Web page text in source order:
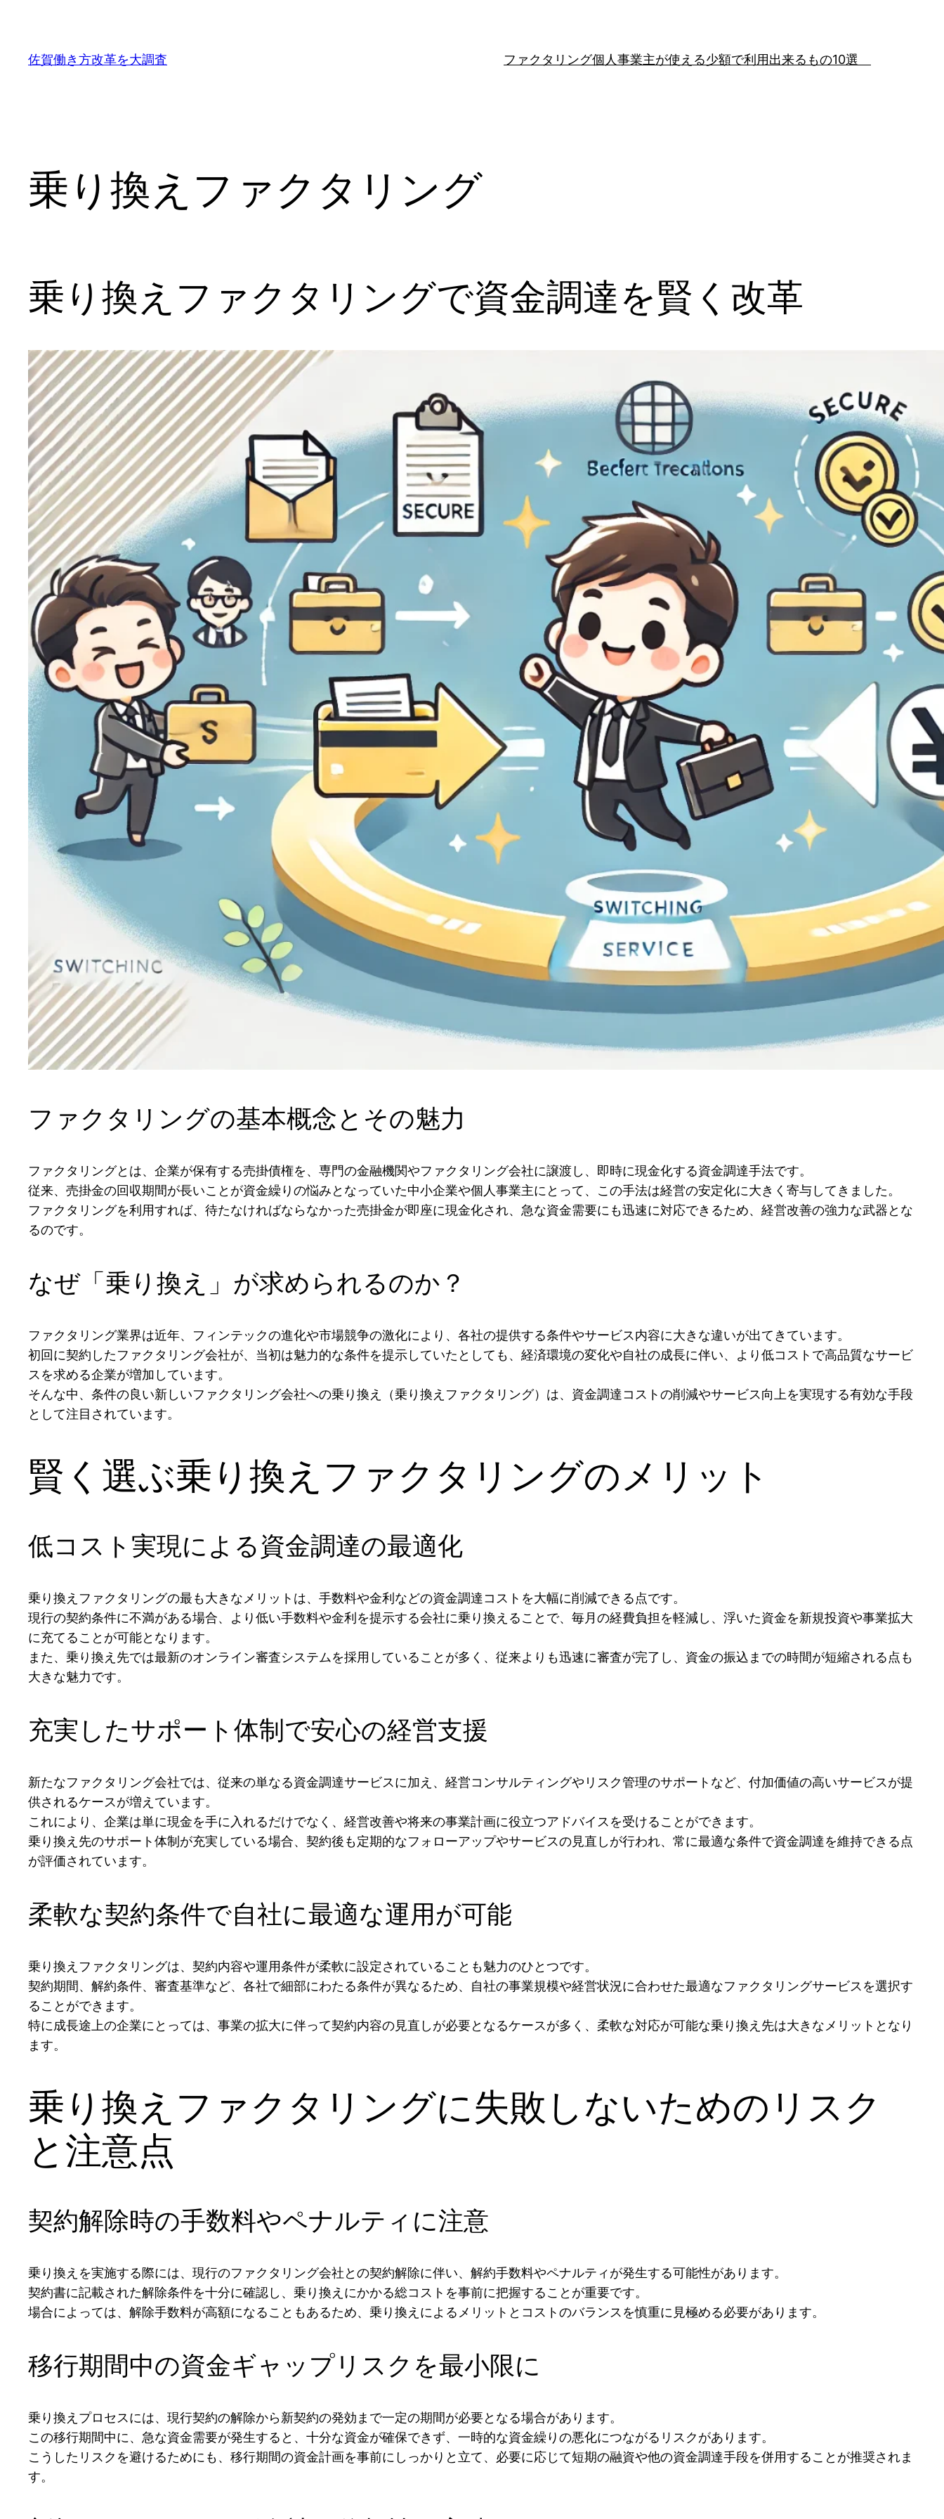
佐賀働き方改革を大調査 ファクタリング個人事業主が使える少額で利用出来るもの10選
乗り換えファクタリング
乗り換えファクタリングで資金調達を賢く改革
ファクタリングの基本概念とその魅力
ファクタリングとは、企業が保有する売掛債権を、専門の金融機関やファクタリング会社に譲渡し、即時に現金化する資金調達手法です。
従来、売掛金の回収期間が長いことが資金繰りの悩みとなっていた中小企業や個人事業主にとって、この手法は経営の安定化に大きく寄与してきました。
ファクタリングを利用すれば、待たなければならなかった売掛金が即座に現金化され、急な資金需要にも迅速に対応できるため、経営改善の強力な武器とな
るのです。
なぜ「乗り換え」が求められるのか？
ファクタリング業界は近年、フィンテックの進化や市場競争の激化により、各社の提供する条件やサービス内容に大きな違いが出てきています。
初回に契約したファクタリング会社が、当初は魅力的な条件を提示していたとしても、経済環境の変化や自社の成長に伴い、より低コストで高品質なサービ
スを求める企業が増加しています。
そんな中、条件の良い新しいファクタリング会社への乗り換え（乗り換えファクタリング）は、資金調達コストの削減やサービス向上を実現する有効な手段
として注目されています。
賢く選ぶ乗り換えファクタリングのメリット
低コスト実現による資金調達の最適化
乗り換えファクタリングの最も大きなメリットは、手数料や金利などの資金調達コストを大幅に削減できる点です。
現行の契約条件に不満がある場合、より低い手数料や金利を提示する会社に乗り換えることで、毎月の経費負担を軽減し、浮いた資金を新規投資や事業拡大
に充てることが可能となります。
また、乗り換え先では最新のオンライン審査システムを採用していることが多く、従来よりも迅速に審査が完了し、資金の振込までの時間が短縮される点も
大きな魅力です。
充実したサポート体制で安心の経営支援
新たなファクタリング会社では、従来の単なる資金調達サービスに加え、経営コンサルティングやリスク管理のサポートなど、付加価値の高いサービスが提
供されるケースが増えています。
これにより、企業は単に現金を手に入れるだけでなく、経営改善や将来の事業計画に役立つアドバイスを受けることができます。
乗り換え先のサポート体制が充実している場合、契約後も定期的なフォローアップやサービスの見直しが行われ、常に最適な条件で資金調達を維持できる点
が評価されています。
柔軟な契約条件で自社に最適な運用が可能
乗り換えファクタリングは、契約内容や運用条件が柔軟に設定されていることも魅力のひとつです。
契約期間、解約条件、審査基準など、各社で細部にわたる条件が異なるため、自社の事業規模や経営状況に合わせた最適なファクタリングサービスを選択す
ることができます。
特に成長途上の企業にとっては、事業の拡大に伴って契約内容の見直しが必要となるケースが多く、柔軟な対応が可能な乗り換え先は大きなメリットとなり
ます。
乗り換えファクタリングに失敗しないためのリスク
と注意点
契約解除時の手数料やペナルティに注意
乗り換えを実施する際には、現行のファクタリング会社との契約解除に伴い、解約手数料やペナルティが発生する可能性があります。
契約書に記載された解除条件を十分に確認し、乗り換えにかかる総コストを事前に把握することが重要です。
場合によっては、解除手数料が高額になることもあるため、乗り換えによるメリットとコストのバランスを慎重に見極める必要があります。
移行期間中の資金ギャップリスクを最小限に
乗り換えプロセスには、現行契約の解除から新契約の発効まで一定の期間が必要となる場合があります。
この移行期間中に、急な資金需要が発生すると、十分な資金が確保できず、一時的な資金繰りの悪化につながるリスクがあります。
こうしたリスクを避けるためにも、移行期間の資金計画を事前にしっかりと立て、必要に応じて短期の融資や他の資金調達手段を併用することが推奨されま
す。